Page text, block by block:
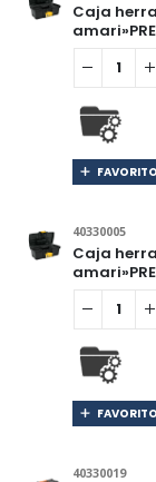
Caja
40330005
Caja
40330019